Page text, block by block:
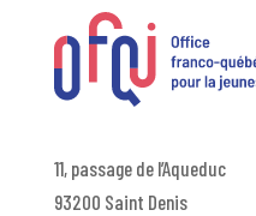
11, passage de l’Aqueduc
93200 Saint Denis